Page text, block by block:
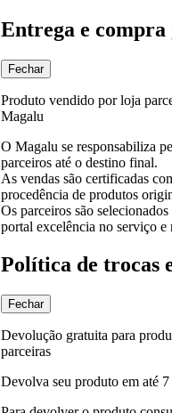
Entrega e
Fechar
Produto vendido por loja
Magalu
O Magalu se responsabiliza
parceiros até o destino final.
As vendas são certificadas
procedência de produtos
Os parceiros são
portal excelência no serviço e
Política de trocas
Fechar
Devolução gratuita para
parceiras
Devolva seu produto em até